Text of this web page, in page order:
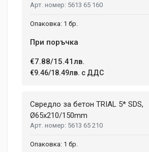
5613 65 160
1 бр.
При поръчка
€7.88/15.41лв.
€9.46/18.49лв. с ДДС
Свредло за бетон TRIAL 5* SDS,
Ø65х210/150mm
5613 65 210
1 бр.